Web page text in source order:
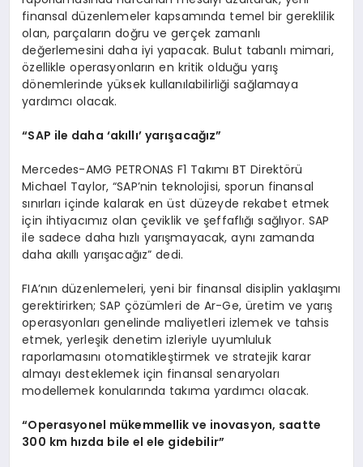
finansal düzenlemeler kapsamında temel bir gereklilik
olan, parçaların doğru ve gerçek zamanlı
değerlemesini daha iyi yapacak. Bulut tabanlı mimari,
özellikle operasyonların en kritik olduğu yarış
dönemlerinde yüksek kullanılabilirliği sağlamaya
yardımcı olacak.
“SAP ile daha ‘akıllı’ yarışacağız”
Mercedes-AMG PETRONAS F1 Takımı BT Direktörü
Michael Taylor, “SAP’nin teknolojisi, sporun finansal
sınırları içinde kalarak en üst düzeyde rekabet etmek
için ihtiyacımız olan çeviklik ve şeffaflığı sağlıyor. SAP
ile sadece daha hızlı yarışmayacak, aynı zamanda
daha akıllı yarışacağız” dedi.
FIA’nın düzenlemeleri, yeni bir finansal disiplin yaklaşımı
gerektirirken; SAP çözümleri de Ar-Ge, üretim ve yarış
operasyonları genelinde maliyetleri izlemek ve tahsis
etmek, yerleşik denetim izleriyle uyumluluk
raporlamasını otomatikleştirmek ve stratejik karar
almayı desteklemek için finansal senaryoları
modellemek konularında takıma yardımcı olacak.
“Operasyonel mükemmellik ve inovasyon, saatte
300 km hızda bile el ele gidebilir”